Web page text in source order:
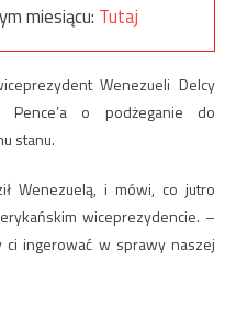
miesiącu: Tutaj
Wenezueli Delcy
Pence’a o podżeganie do
stanu.
Wenezuelą, i mówi, co jutro
wiceprezydencie. –
ci ingerować w sprawy naszej